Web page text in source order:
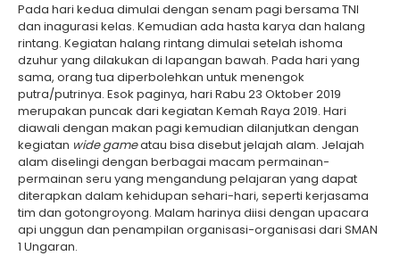
Pada hari kedua dimulai dengan senam pagi bersama TNI
dan inagurasi kelas. Kemudian ada hasta karya dan halang
rintang. Kegiatan halang rintang dimulai setelah ishoma
dzuhur yang dilakukan di lapangan bawah. Pada hari yang
sama, orang tua diperbolehkan untuk menengok
putra/putrinya. Esok paginya, hari Rabu 23 Oktober 2019
merupakan puncak dari kegiatan Kemah Raya 2019. Hari
diawali dengan makan pagi kemudian dilanjutkan dengan
kegiatan wide gameatau bisa disebut jelajah alam. Jelajah
alam diselingi dengan berbagai macam permainan-
permainan seru yang mengandung pelajaran yang dapat
diterapkan dalam kehidupan sehari-hari, seperti kerjasama
tim dan gotongroyong. Malam harinya diisi dengan upacara
api unggun dan penampilan organisasi-organisasi dari SMAN
1 Ungaran.